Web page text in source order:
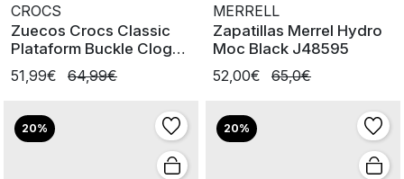
CROCS
Zuecos Crocs Classic
Plataform Buckle Clog
Carbon
51,99€ 64,99€
MERRELL
Zapatillas Merrel Hydro
Moc Black J48595
52,00€
65,0€
20% 20%